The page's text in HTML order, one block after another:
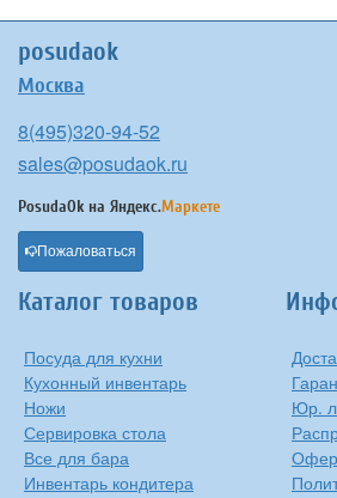
posudaok
Москва
8(495)320-94-52
sales@posudaok.ru
PosudaOk на Яндекс.Маркете
Пожаловаться
Каталог товаров
Посуда для кухни
Кухонный инвентарь
Ножи
Сервировка стола
Все для бара
Инвентарь кондитера
Юр.